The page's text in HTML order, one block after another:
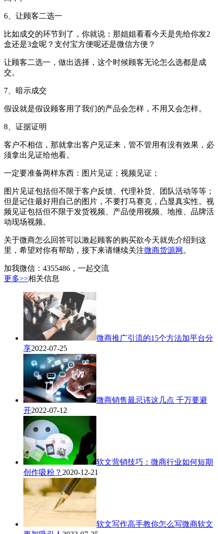
6、让顾客二选一
比如成交的环节到了，你就说：那姐姐看看今天是先给你发2
盒还是3盒呢？支付宝方便呢还是微信方便？
让顾客二选一，做出选择，这个时候顾客无论怎么选都是成
交。
7、暗示成交
假设就是假设顾客用了我们的产品会怎样，不用又会怎样。
8、证据证明
客户不相信，那就拿出客户见证来，管不管用有没有效果，必
须拿出见证给他看。
一定要准备两样东西：图片见证；视频见证；
图片见证包括但不限于客户反馈、代理补货、团队活动等等；
但是记住最好用自己的图片，不要打马赛克，凸显真实性。视
频见证包括但不限于发货视频、产品使用视频、地推、品牌活
动现场视频。
关于微商怎么回答可以激起顾客的购买欲今天就先介绍到这
里，希望对你有帮助，接下来请继续关注微商货源网 。
加我微信：4355486，一起交流
更多>>相关信息
微商推广引流的15个方法加平台分
享2022-07-25
微商销售最忌讳这几点 千万要避
开2022-07-12
软文营销技巧：微商行业如何短期
创作吸粉？ 2020-12-21
软文写作高手教你怎么写微商软文